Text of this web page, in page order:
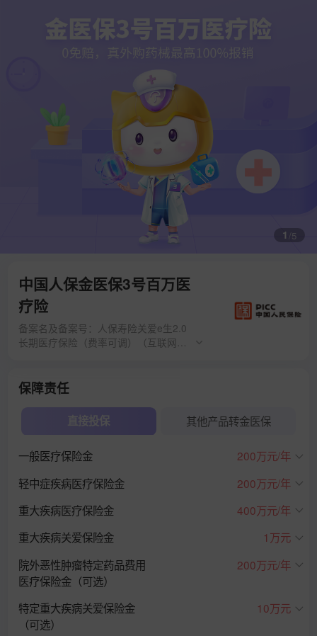
1 /5
中国人保金医保3号百万医
疗险
备案名及备案号：人保寿险关爱e生2.0
长期医疗保险（费率可调）（互联网专
属）、人保寿险关爱e生失能收入损失
保险（互联网专属）、人保寿险外购药
械费用医疗保险（互联网专属）
保障责任
直接投保 其他产品转金医保
一般医疗保险金
200万元/年
轻中症疾病医疗保险金
200万元/年
重大疾病医疗保险金
400万元/年
重大疾病关爱保险金
1万元
院外恶性肿瘤特定药品费用
医疗保险金（可选）
200万元/年
特定重大疾病关爱保险金
（可选）
10万元